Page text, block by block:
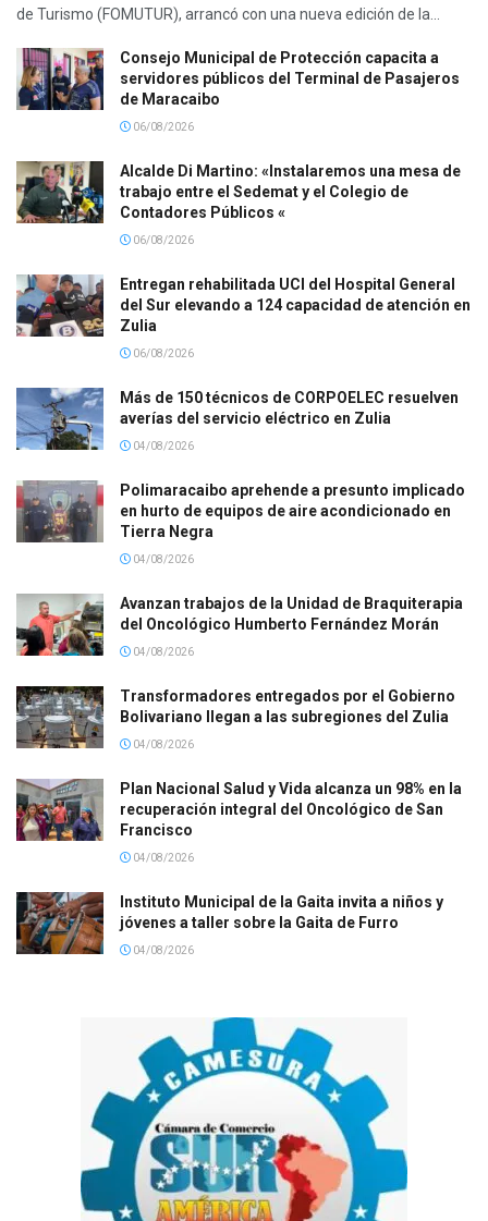
de Turismo (FOMUTUR), arrancó con una nueva edición de la...
Consejo Municipal de Protección capacita a
servidores públicos del Terminal de Pasajeros
de Maracaibo
06/08/2026
Alcalde Di Martino: «Instalaremos una mesa de
trabajo entre el Sedemat y el Colegio de
Contadores Públicos «
06/08/2026
Entregan rehabilitada UCI del Hospital General
del Sur elevando a 124 capacidad de atención en
Zulia
06/08/2026
Más de 150 técnicos de CORPOELEC resuelven
averías del servicio eléctrico en Zulia
04/08/2026
Polimaracaibo aprehende a presunto implicado
en hurto de equipos de aire acondicionado en
Tierra Negra
04/08/2026
Avanzan trabajos de la Unidad de Braquiterapia
del Oncológico Humberto Fernández Morán
04/08/2026
Transformadores entregados por el Gobierno
Bolivariano llegan a las subregiones del Zulia
04/08/2026
Plan Nacional Salud y Vida alcanza un 98% en la
recuperación integral del Oncológico de San
Francisco
04/08/2026
Instituto Municipal de la Gaita invita a niños y
jóvenes a taller sobre la Gaita de Furro
04/08/2026